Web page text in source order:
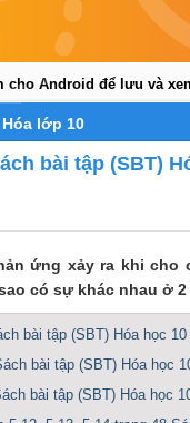
cho Android để lưu và
Hóa lớp 10
bài tập (SBT)
ứng xảy ra khi
có sự khác nhau ở
bài tập (SBT) Hóa học 10
bài tập (SBT) Hóa học
bài tập (SBT) Hóa học